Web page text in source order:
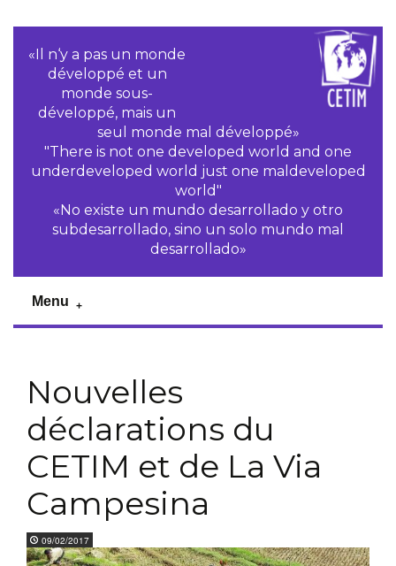
«Il n‘y a pas un monde
développé et un
monde sous-
développé, mais un
seul monde mal développé»
"There is not one developed world and one
underdeveloped world just one maldeveloped
world"
«No existe un mundo desarrollado y otro
subdesarrollado, sino un solo mundo mal
desarrollado»
Menu
Nouvelles
déclarations du
CETIM et de La Via
Campesina
09/02/2017